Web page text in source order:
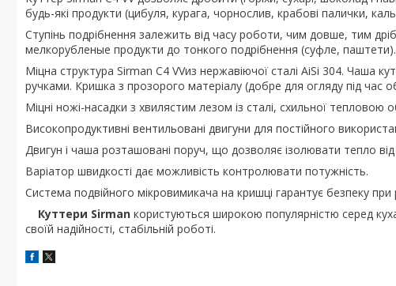
будь-які продукти (цибуля, курага, чорнослив, крабові палички,
Ступінь подрібнення залежить від часу роботи, чим довше, тим
мелкорубленые продукти до тонкого подрібнення (суфле, паштети).
Міцна структура Sirman C4 VVиз нержавіючої сталі AiSi 304. Чаша
ручками. Кришка з прозорого матеріалу (добре для огляду під час
Міцні ножі-насадки з хвилястим лезом із сталі, схильної тепловою
Високопродуктивні вентильовані двигуни для постійного
Двигун і чаша розташовані поруч, що дозволяє ізолювати тепло
Варіатор швидкості дає можливість контролювати потужність.
Система подвійного мікровимикача на кришці гарантує безпеку при
Куттери Sirman користуються широкою популярністю серед
своїй надійності, стабільній роботі.